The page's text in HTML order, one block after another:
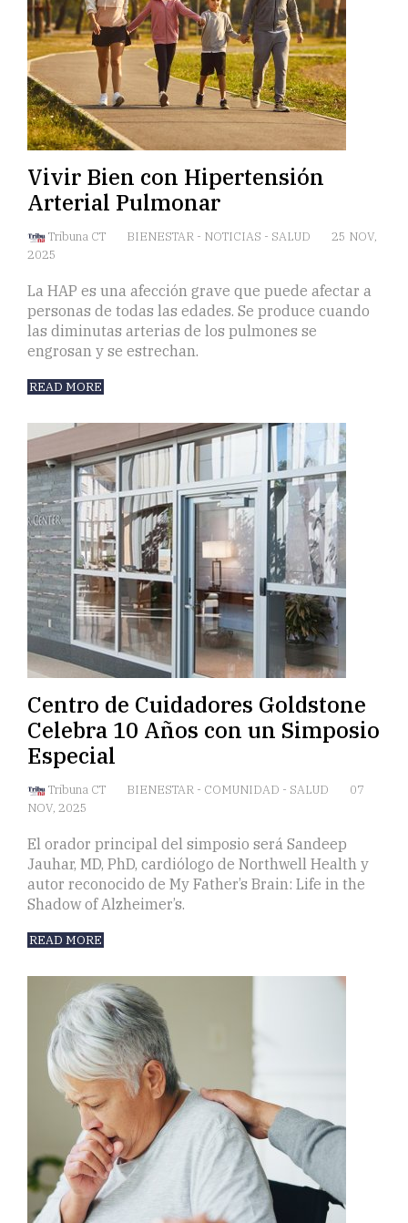
Vivir Bien con Hipertensión
Arterial Pulmonar
Tribuna CT BIENESTAR - NOTICIAS - SALUD
25 NOV,
2025
La HAP es una afección grave que puede afectar a
personas de todas las edades. Se produce cuando
las diminutas arterias de los pulmones se
engrosan y se estrechan.
READ MORE
Centro de Cuidadores Goldstone
Celebra 10 Años con un Simposio
Especial
Tribuna CT BIENESTAR - COMUNIDAD - SALUD
07
NOV, 2025
El orador principal del simposio será Sandeep
Jauhar, MD, PhD, cardiólogo de Northwell Health y
autor reconocido de My Father’s Brain: Life in the
Shadow of Alzheimer’s.
READ MORE